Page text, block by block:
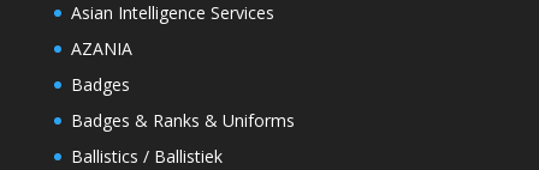
Asian Intelligence Services
AZANIA
Badges
Badges & Ranks & Uniforms
Ballistics / Ballistiek